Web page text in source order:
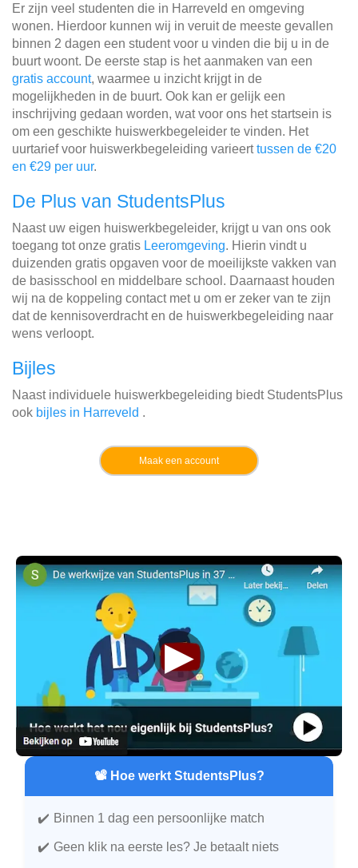
Er zijn veel studenten die in Harreveld en omgeving
wonen. Hierdoor kunnen wij in veruit de meeste gevallen
binnen 2 dagen een student voor u vinden die bij u in de
buurt woont. De eerste stap is het aanmaken van een
gratis account, waarmee u inzicht krijgt in de
mogelijkheden in de buurt. Ook kan er gelijk een
inschrijving gedaan worden, wat voor ons het startsein is
om een geschikte huiswerkbegeleider te vinden. Het
uurtarief voor huiswerkbegeleiding varieerttussen de €20
en €29 per uur.
De Plus van StudentsPlus
Naast uw eigen huiswerkbegeleider, krijgt u van ons ook
toegang tot onze gratis Leeromgeving. Hierin vindt u
duizenden gratis opgaven voor de moeilijkste vakken van
de basisschool en middelbare school. Daarnaast houden
wij na de koppeling contact met u om er zeker van te zijn
dat de kennisoverdracht en de huiswerkbegeleiding naar
wens verloopt.
Bijles
Naast individuele huiswerkbegeleiding biedt StudentsPlus
ook bijles in Harreveld .
Maak een account
▶
📽️ Hoe werkt StudentsPlus?
Binnen 1 dag een persoonlijke match
Geen klik na eerste les? Je betaalt niets